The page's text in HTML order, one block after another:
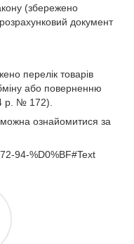
(збережено
документ
перелік товарів
або поверненню
р. № 172).
ознайомитися за
94-%D0%BF#Text